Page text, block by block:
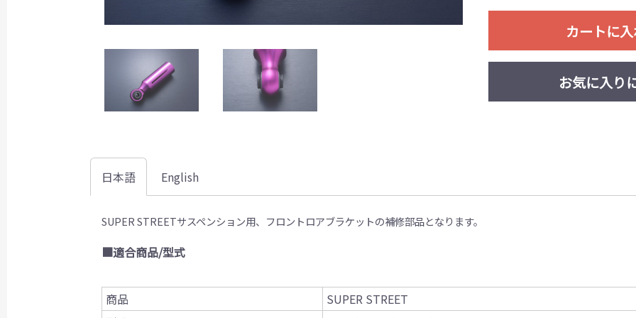
カートに
お気に入り
日本語 English
SUPER STREETサスペンション用、フロントロアブラケットの補修部品となります。
■適合商品/型式
商品
SUPER STREET